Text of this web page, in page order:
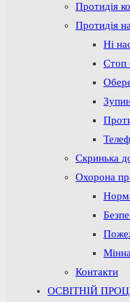
Протидія
Протидія
Ні
Стоп
Скринька
Охорона
Контакти
ОСВІТНІЙ